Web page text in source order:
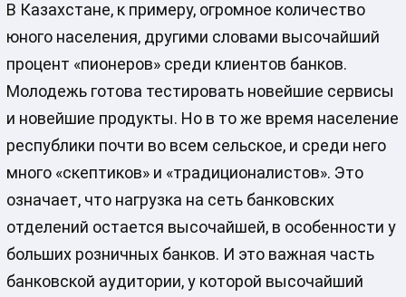
В Казахстане, к примеру, огромное количество
юного населения, другими словами высочайший
процент «пионеров» среди клиентов банков.
Молодежь готова тестировать новейшие сервисы
и новейшие продукты. Но в то же время население
республики почти во всем сельское, и среди него
много «скептиков» и «традиционалистов». Это
означает, что нагрузка на сеть банковских
отделений остается высочайшей, в особенности у
больших розничных банков. И это важная часть
банковской аудитории, у которой высочайший